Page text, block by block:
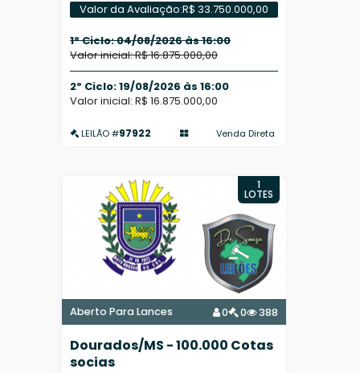
Valor da Avaliação:R$ 33.750.000,00
1º Ciclo: 04/08/2026 às 16:00
Valor inicial: R$ 16.875.000,00
2º Ciclo: 19/08/2026 às 16:00
Valor inicial: R$ 16.875.000,00
LEILÃO #97922 Venda Direta
Aberto Para Lances 0 0 388
1
LOTES
Dourados/MS - 100.000 Cotas
socias